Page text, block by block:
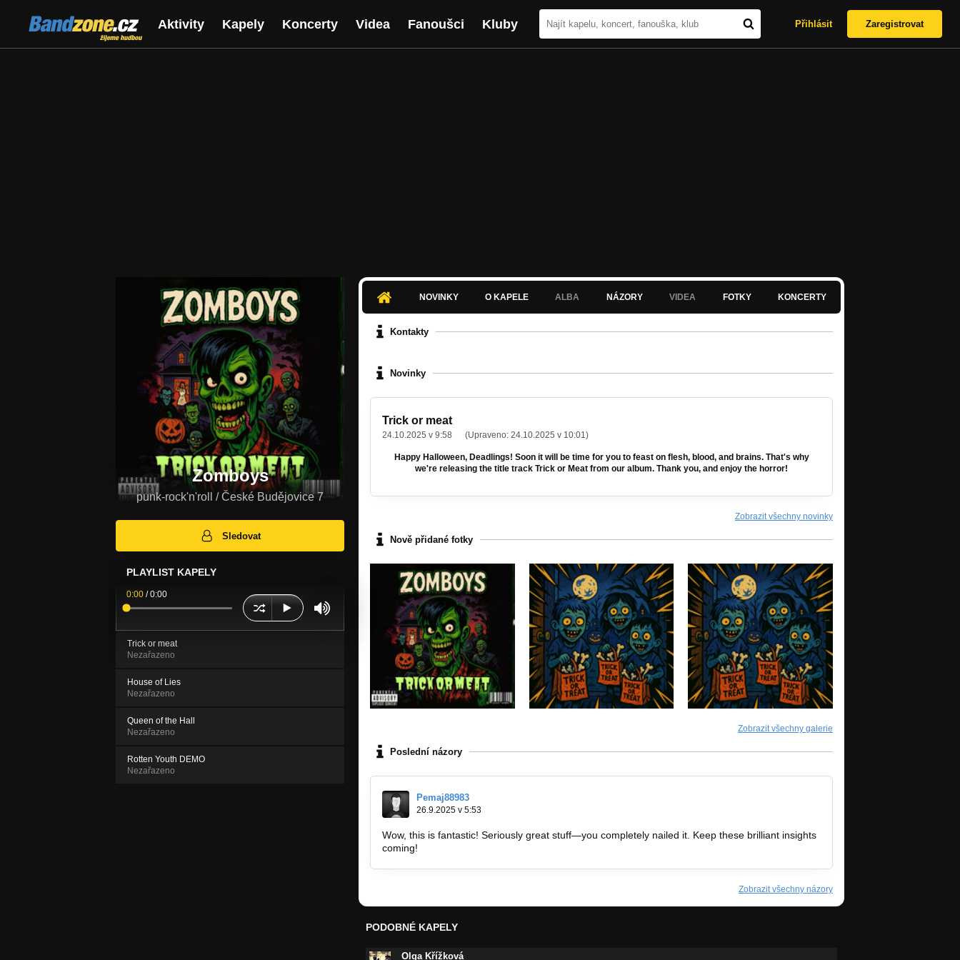
Bandzone.cz
žijeme hudbou
Aktivity Kapely Koncerty Videa Fanoušci Kluby Přihlásit Zaregistrovat
Zomboys
punk-rock'n'roll / České Budějovice 7
Sledovat
PLAYLIST KAPELY
0:00 /0:00
Trick or meat
Nezařazeno
House of Lies
Nezařazeno
Queen of the Hall
Nezařazeno
Rotten Youth DEMO
Nezařazeno
NOVINKY O KAPELE ALBA NÁZORY VIDEA FOTKY KONCERTY
Kontakty
Novinky
Trick or meat
24.10.2025 v 9:58 (Upraveno: 24.10.2025 v 10:01)
Happy Halloween, Deadlings! Soon it will be time for you to feast on flesh, blood, and brains. That's why
we're releasing the title track Trick or Meat from our album. Thank you, and enjoy the horror!
Zobrazit všechny novinky
Nově přidané fotky
Zobrazit všechny galerie
Poslední názory
Pemaj88983
26.9.2025 v 5:53
Wow, this is fantastic! Seriously great stuff—you completely nailed it. Keep these brilliant insights
coming!
Zobrazit všechny názory
PODOBNÉ KAPELY
Olga Křížková